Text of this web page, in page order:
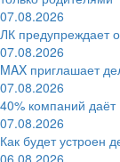
07.08.2026
ЛК предупреждает
07.08.2026
MAX приглашает
07.08.2026
40% компаний даёт
07.08.2026
Как будет устроен
06.08.2026